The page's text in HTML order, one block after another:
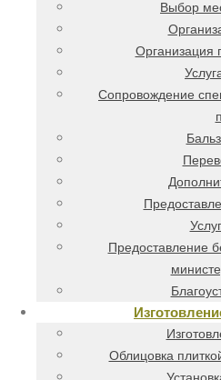
Выбор
Организация
Сопровождение
Предоставление
Облицовка